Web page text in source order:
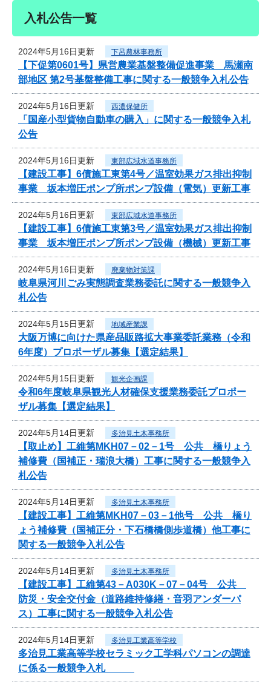
入札公告一覧
2024年5月16日更新 下呂農林事務所
【下促第0601号】県営農業基盤整備促進事業 馬瀬南
部地区 第2号基盤整備工事に関する一般競争入札公告
2024年5月16日更新 西濃保健所
「国産小型貨物自動車の購入」に関する一般競争入札
公告
2024年5月16日更新 東部広域水道事務所
【建設工事】6債施工東第4号／温室効果ガス排出抑制
事業 坂本増圧ポンプ所ポンプ設備（電気）更新工事
2024年5月16日更新 東部広域水道事務所
【建設工事】6債施工東第3号／温室効果ガス排出抑制
事業 坂本増圧ポンプ所ポンプ設備（機械）更新工事
2024年5月16日更新 廃棄物対策課
岐阜県河川ごみ実態調査業務委託に関する一般競争入
札公告
2024年5月15日更新 地域産業課
大阪万博に向けた県産品販路拡大事業委託業務（令和
6年度）プロポーザル募集【選定結果】
2024年5月15日更新 観光企画課
令和6年度岐阜県観光人材確保支援業務委託プロポー
ザル募集【選定結果】
2024年5月14日更新 多治見土木事務所
【取止め】工維第MKH07－02－1号 公共 橋りょう
補修費（国補正・瑞浪大橋）工事に関する一般競争入
札公告
2024年5月14日更新 多治見土木事務所
【建設工事】工維第MKH07－03－1他号 公共 橋り
ょう補修費（国補正分・下石橋橋側歩道橋）他工事に
関する一般競争入札公告
2024年5月14日更新 多治見土木事務所
【建設工事】工維第43－A030K－07－04号 公共
防災・安全交付金（道路維持修繕・音羽アンダーパ
ス）工事に関する一般競争入札公告
2024年5月14日更新 多治見工業高等学校
多治見工業高等学校セラミック工学科パソコンの調達
に係る一般競争入札